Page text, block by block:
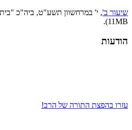
שיעור ב'
11MB).
הודעות
עזרו בהפצת התורה של הרב!